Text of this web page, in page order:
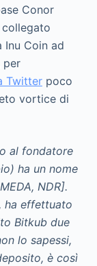
Conor
Inu Coin ad
per
Twitterpoco
vortice di
al fondatore
ha un nome
NDR].
ha effettuato
Bitkub due
lo sapessi,
è così